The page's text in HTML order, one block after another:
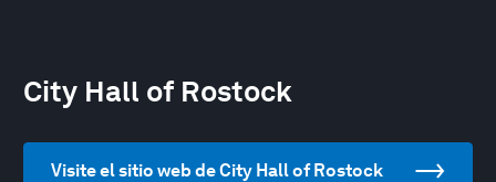
City Hall of Rostock
Visite el sitio web de City Hall of Rostock